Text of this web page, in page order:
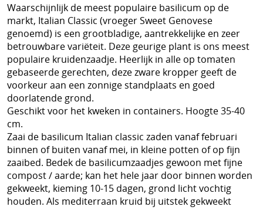
Waarschijnlijk de meest populaire basilicum op de
markt, Italian Classic (vroeger Sweet Genovese
genoemd) is een grootbladige, aantrekkelijke en zeer
betrouwbare variëteit. Deze geurige plant is ons meest
populaire kruidenzaadje. Heerlijk in alle op tomaten
gebaseerde gerechten, deze zware kropper geeft de
voorkeur aan een zonnige standplaats en goed
doorlatende grond.
Geschikt voor het kweken in containers. Hoogte 35-40
cm.
Zaai de basilicum Italian classic zaden vanaf februari
binnen of buiten vanaf mei, in kleine potten of op fijn
zaaibed. Bedek de basilicumzaadjes gewoon met fijne
compost / aarde; kan het hele jaar door binnen worden
gekweekt, kieming 10-15 dagen, grond licht vochtig
houden. Als mediterraan kruid bij uitstek gekweekt